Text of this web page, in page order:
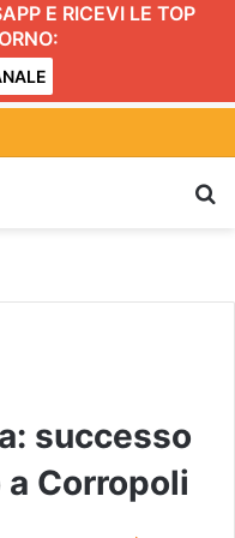
E RICEVI LE TOP
successo
Corropoli